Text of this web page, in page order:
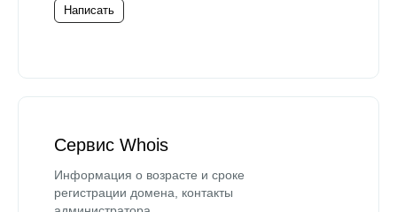
Написать
Сервис Whois
Информация о возрасте и сроке
регистрации домена, контакты